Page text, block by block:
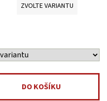
ZVOLTE VARIANTU